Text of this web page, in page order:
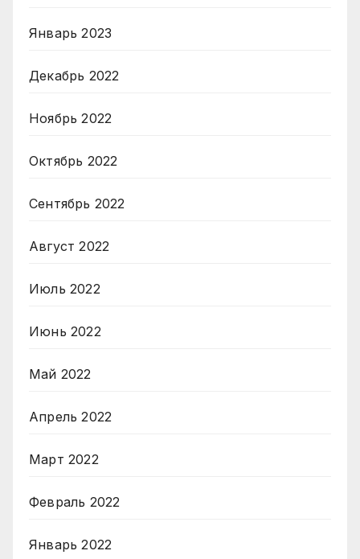
Январь 2023
Декабрь 2022
Ноябрь 2022
Октябрь 2022
Сентябрь 2022
Август 2022
Июль 2022
Июнь 2022
Май 2022
Апрель 2022
Март 2022
Февраль 2022
Январь 2022